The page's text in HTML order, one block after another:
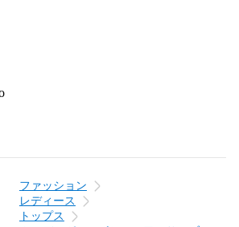
ファッション
レディース
トップス